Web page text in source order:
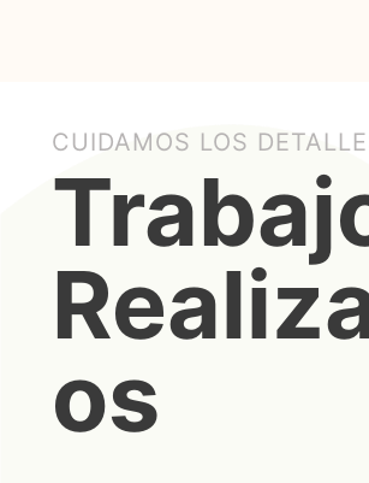
CUIDAMOS LOS
os